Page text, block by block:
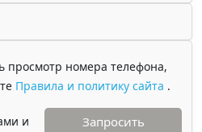
просмотр номера телефона,
Правила и политику сайта .
и
Запросить